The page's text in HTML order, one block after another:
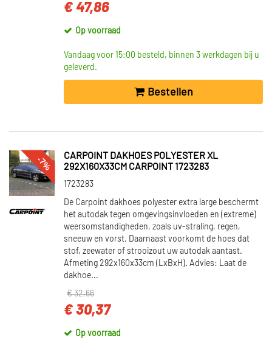
€ 47,86
Op voorraad
Vandaag voor 15:00 besteld, binnen 3 werkdagen bij u
geleverd.
Bestellen
-7%
CARPOINT DAKHOES POLYESTER XL
292X160X33CM CARPOINT 1723283
1723283
De Carpoint dakhoes polyester extra large beschermt
het autodak tegen omgevingsinvloeden en (extreme)
weersomstandigheden, zoals uv-straling, regen,
sneeuw en vorst. Daarnaast voorkomt de hoes dat
stof, zeewater of strooizout uw autodak aantast.
Afmeting 292x160x33cm (LxBxH). Advies: Laat de
dakhoe...
€ 32,66
€ 30,37
Op voorraad